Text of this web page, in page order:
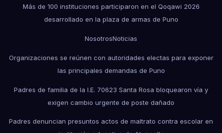
Más de 100 instituciones participaron en el Qoqawi 2026
desarrollado en la plaza de armas de Puno
NosotrosNoticias
Organizaciones se reúnen con autoridades electas para exponer
las principales demandas de Puno
Padres de familia de la I.E. 70623 Santa Rosa bloquearon vía y
exigen cambio urgente de poste dañado
Padres denuncian presuntos actos de maltrato contra escolar en